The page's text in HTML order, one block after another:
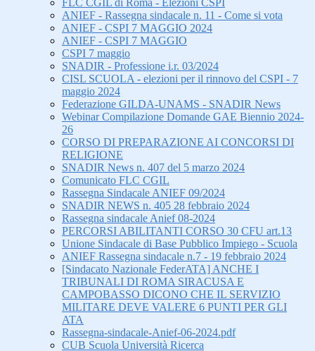
FLC CGIL di Roma - Elezioni CSPI
ANIEF - Rassegna sindacale n. 11 - Come si vota
ANIEF - CSPI 7 MAGGIO 2024
ANIEF - CSPI 7 MAGGIO
CSPI 7 maggio
SNADIR - Professione i.r. 03/2024
CISL SCUOLA - elezioni per il rinnovo del CSPI - 7
maggio 2024
Federazione GILDA-UNAMS - SNADIR News
Webinar Compilazione Domande GAE Biennio 2024-
26
CORSO DI PREPARAZIONE AI CONCORSI DI
RELIGIONE
SNADIR News n. 407 del 5 marzo 2024
Comunicato FLC CGIL
Rassegna Sindacale ANIEF 09/2024
SNADIR NEWS n. 405 28 febbraio 2024
Rassegna sindacale Anief 08-2024
PERCORSI ABILITANTI CORSO 30 CFU art.13
Unione Sindacale di Base Pubblico Impiego - Scuola
ANIEF Rassegna sindacale n.7 - 19 febbraio 2024
[Sindacato Nazionale FederATA] ANCHE I
TRIBUNALI DI ROMA SIRACUSA E
CAMPOBASSO DICONO CHE IL SERVIZIO
MILITARE DEVE VALERE 6 PUNTI PER GLI
ATA
Rassegna-sindacale-Anief-06-2024.pdf
CUB Scuola Università Ricerca